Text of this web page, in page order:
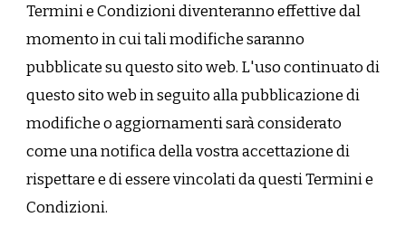
Termini e Condizioni diventeranno effettive dal
momento in cui tali modifiche saranno
pubblicate su questo sito web. L'uso continuato di
questo sito web in seguito alla pubblicazione di
modifiche o aggiornamenti sarà considerato
come una notifica della vostra accettazione di
rispettare e di essere vincolati da questi Termini e
Condizioni.